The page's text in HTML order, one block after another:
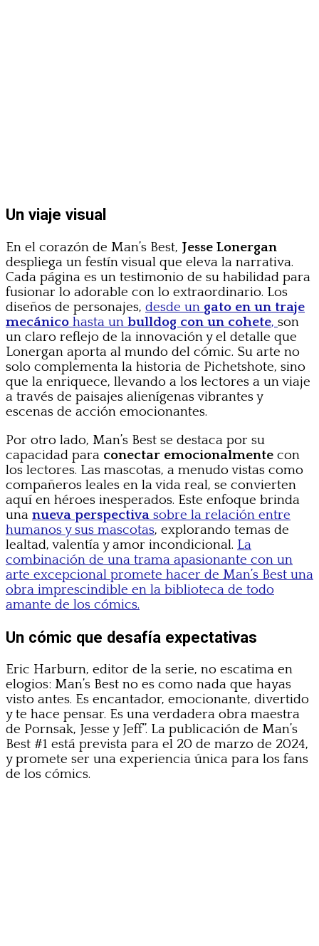
Un viaje visual
En el corazón de Man’s Best, Jesse Lonergan
despliega un festín visual que eleva la narrativa.
Cada página es un testimonio de su habilidad para
fusionar lo adorable con lo extraordinario. Los
diseños de personajes, desde un gato en un traje
mecánico hasta un bulldog con un cohete, son
un claro reflejo de la innovación y el detalle que
Lonergan aporta al mundo del cómic. Su arte no
solo complementa la historia de Pichetshote, sino
que la enriquece, llevando a los lectores a un viaje
a través de paisajes alienígenas vibrantes y
escenas de acción emocionantes.
Por otro lado, Man’s Best se destaca por su
capacidad para conectar emocionalmente con
los lectores. Las mascotas, a menudo vistas como
compañeros leales en la vida real, se convierten
aquí en héroes inesperados. Este enfoque brinda
una nueva perspectiva sobre la relación entre
humanos y sus mascotas, explorando temas de
lealtad, valentía y amor incondicional. La
combinación de una trama apasionante con un
arte excepcional promete hacer de Man’s Best una
obra imprescindible en la biblioteca de todo
amante de los cómics.
Un cómic que desafía expectativas
Eric Harburn, editor de la serie, no escatima en
elogios: Man’s Best no es como nada que hayas
visto antes. Es encantador, emocionante, divertido
y te hace pensar. Es una verdadera obra maestra
de Pornsak, Jesse y Jeff”. La publicación de Man’s
Best #1 está prevista para el 20 de marzo de 2024,
y promete ser una experiencia única para los fans
de los cómics.